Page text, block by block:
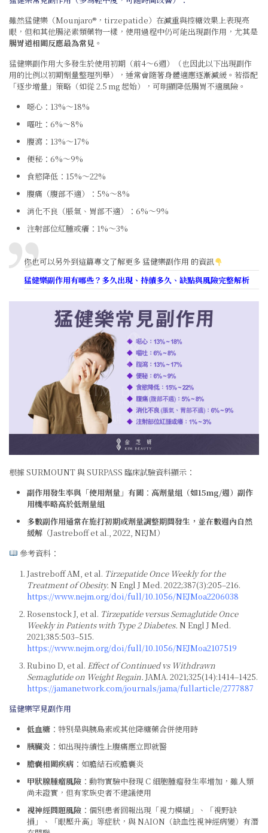
雖然猛健樂（Mounjaro®，tirzepatide）在減重與控糖效果上表現亮
眼，但和其他腸泌素類藥物一樣，使用過程中仍可能出現副作用，尤其是
腸胃道相關反應最為常見 。
猛健樂副作用大多發生於使用初期（前4～6週）（也因此以下出現副作
用的比例以初期劑量整理列舉），通常會隨著身體適應逐漸減緩。若搭配
「逐步增量」策略（如從 2.5 mg 起始），可明顯降低腸胃不適風險。
噁心：13%～18%
嘔吐：6%～8%
腹瀉：13%～17%
便秘：6%～9%
食慾降低：15%～22%
腹痛（腹部不適）：5%～8%
消化不良（脹氣、胃部不適）：6%～9%
注射部位紅腫或癢：1%～3%
你也可以另外到這篇專文了解更多猛健樂副作用 的資訊
猛健樂副作用有哪些？多久出現、持續多久、缺點與風險完整解析
根據 SURMOUNT 與 SURPASS 臨床試驗資料顯示：
副作用發生率與「使用劑量」有關 ： 高劑量組（如15mg/週）副作
用機率略高於低劑量組
多數副作用通常在施打初期或劑量調整期間發生，並在數週內自然
緩解 （Jastreboff et al., 2022, NEJM）
參考資料：
Jastreboff AM, et al. Tirzepatide Once Weekly for the
Treatment of Obesity. N Engl J Med. 2022;387(3):205–216.
https://www.nejm.org/doi/full/10.1056/NEJMoa2206038
Rosenstock J, et al. Tirzepatide versus Semaglutide Once
Weekly in Patients with Type 2 Diabetes. N Engl J Med.
2021;385:503–515.
https://www.nejm.org/doi/full/10.1056/NEJMoa2107519
Rubino D, et al. Effect of Continued vs Withdrawn
Semaglutide on Weight Regain. JAMA. 2021;325(14):1414–1425.
https://jamanetwork.com/journals/jama/fullarticle/2777887
猛健樂罕見副作用
低血糖 ：特別是與胰島素或其他降糖藥合併使用時
胰臟炎 ：如出現持續性上腹痛應立即就醫
膽囊相關疾病 ：如膽結石或膽囊炎
甲狀腺腫瘤風險 ：動物實驗中發現 C 細胞腫瘤發生率增加，雖人類
尚未證實，但有家族史者不建議使用
視神經問題風險 ：個別患者回報出現「視力模糊」、「視野缺
損」、「眼壓升高」等症狀，與 NAION（缺血性視神經病變）有潛